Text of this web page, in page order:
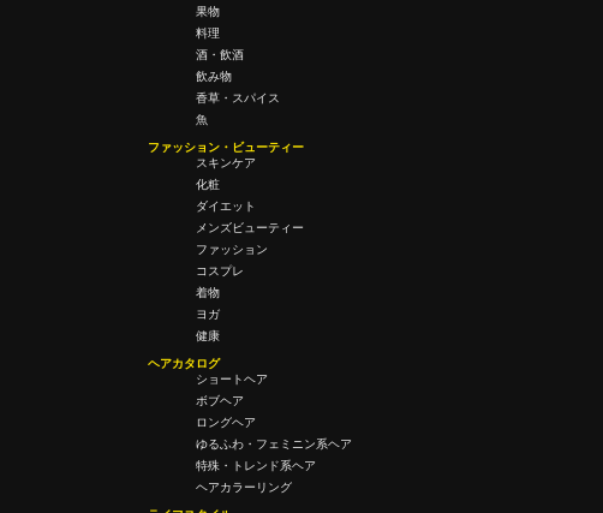
果物
料理
酒・飲酒
飲み物
香草・スパイス
魚
ファッション・ビューティー
スキンケア
化粧
ダイエット
メンズビューティー
ファッション
コスプレ
着物
ヨガ
健康
ヘアカタログ
ショートヘア
ボブヘア
ロングヘア
ゆるふわ・フェミニン系ヘア
特殊・トレンド系ヘア
ヘアカラーリング